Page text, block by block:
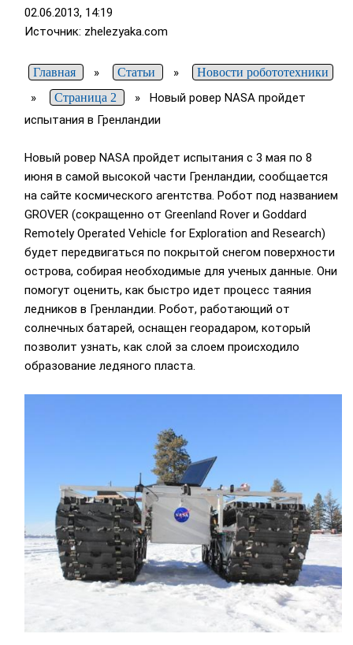
02.06.2013, 14:19
Источник: zhelezyaka.com
Главная » Статьи » Новости робототехники
» Страница 2 » Новый ровер NASA пройдет
испытания в Гренландии
Новый ровер NASA пройдет испытания с 3 мая по 8
июня в самой высокой части Гренландии, сообщается
на сайте космического агентства. Робот под названием
GROVER (сокращенно от Greenland Rover и Goddard
Remotely Operated Vehicle for Exploration and Research)
будет передвигаться по покрытой снегом поверхности
острова, собирая необходимые для ученых данные. Они
помогут оценить, как быстро идет процесс таяния
ледников в Гренландии. Робот, работающий от
солнечных батарей, оснащен георадаром, который
позволит узнать, как слой за слоем происходило
образование ледяного пласта.